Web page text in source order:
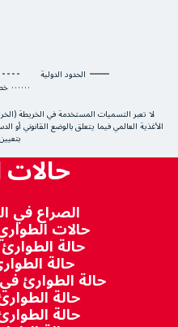
الحدود الدولية
لا تعبر التسميات المستخدمة في الخريطة
الأغذية العالمي فيما يتعلق بالوضع القانوني أو
حالات
الصراع في
حالات
حالة
حالة
حالة الطوارئ
حالة
حالة